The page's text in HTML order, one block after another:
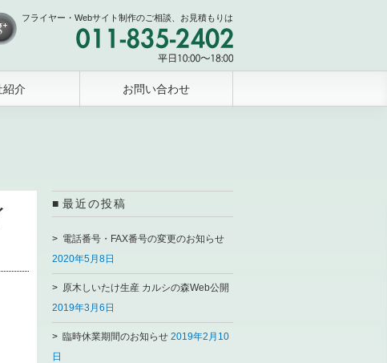
フライヤー・Webサイト制作のご相談、お見積もりは
紹介 お問い合わせ
最近の投稿
電話番号・FAX番号の変更のお知らせ
2020年5月8日
原木しいたけ生産 カルシの森Web公開
2019年3月6日
臨時休業期間のお知らせ 2019年2月10
日